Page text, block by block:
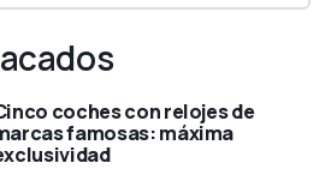
coches con relojes de
famosas: máxima